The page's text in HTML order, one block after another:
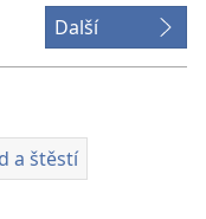
Další
a štěstí